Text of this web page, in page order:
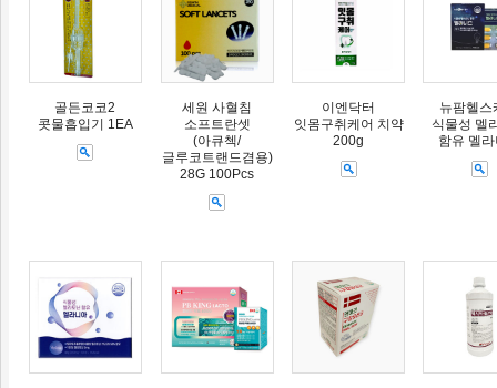
골든코코2
콧물흡입기 1EA
세원 사혈침
소프트란셋
(아큐첵/
글루코트랜드겸용)
28G 100Pcs
이엔닥터
잇몸구취케어 치약
200g
뉴팜헬스
식물성 멜
함유 멜